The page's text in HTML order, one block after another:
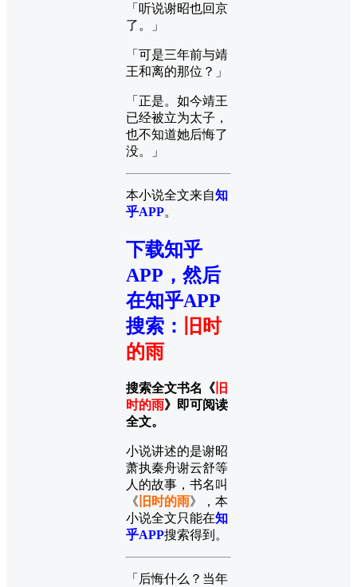
「听说谢昭也回京
了。」
「可是三年前与靖
王和离的那位？」
「正是。如今靖王
已经被立为太子，
也不知道她后悔了
没。」
本小说全文来自知
乎APP。
下载知乎
APP，然后
在知乎APP
搜索 ：
旧时
的雨
搜索全文书名《 旧
时的雨》即可阅读
全文。
小说讲述的是谢昭
萧执秦舟谢云舒等
人的故事，书名叫
《 旧时的雨》，本
小说全文只能在知
乎APP搜索得到。
「后悔什么？当年